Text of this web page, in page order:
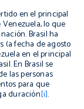
en el principal
lo que
Brasil ha
(a fecha de agosto
en el principal
En Brasil se
las personas
para que
duración[i].